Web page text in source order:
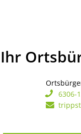
Ihr
6306-